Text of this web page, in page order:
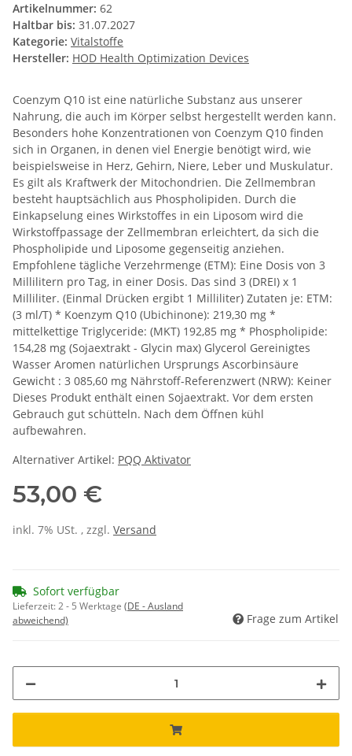
Artikelnummer: 62
Haltbar bis: 31.07.2027
Kategorie: Vitalstoffe
Hersteller: HOD Health Optimization Devices
Coenzym Q10 ist eine natürliche Substanz aus unserer
Nahrung, die auch im Körper selbst hergestellt werden kann.
Besonders hohe Konzentrationen von Coenzym Q10 finden
sich in Organen, in denen viel Energie benötigt wird, wie
beispielsweise in Herz, Gehirn, Niere, Leber und Muskulatur.
Es gilt als Kraftwerk der Mitochondrien. Die Zellmembran
besteht hauptsächlich aus Phospholipiden. Durch die
Einkapselung eines Wirkstoffes in ein Liposom wird die
Wirkstoffpassage der Zellmembran erleichtert, da sich die
Phospholipide und Liposome gegenseitig anziehen.
Empfohlene tägliche Verzehrmenge (ETM): Eine Dosis von 3
Millilitern pro Tag, in einer Dosis. Das sind 3 (DREI) x 1
Milliliter. (Einmal Drücken ergibt 1 Milliliter) Zutaten je: ETM:
(3 ml/T) * Koenzym Q10 (Ubichinone): 219,30 mg *
mittelkettige Triglyceride: (MKT) 192,85 mg * Phospholipide:
154,28 mg (Sojaextrakt - Glycin max) Glycerol Gereinigtes
Wasser Aromen natürlichen Ursprungs Ascorbinsäure
Gewicht : 3 085,60 mg Nährstoff-Referenzwert (NRW): Keiner
Dieses Produkt enthält einen Sojaextrakt. Vor dem ersten
Gebrauch gut schütteln. Nach dem Öffnen kühl
aufbewahren.
Alternativer Artikel: PQQ Aktivator
53,00 €
inkl. 7% USt. , zzgl. Versand
Sofort verfügbar
Lieferzeit:2 - 5 Werktage (DE - Ausland
abweichend)
Frage zum Artikel